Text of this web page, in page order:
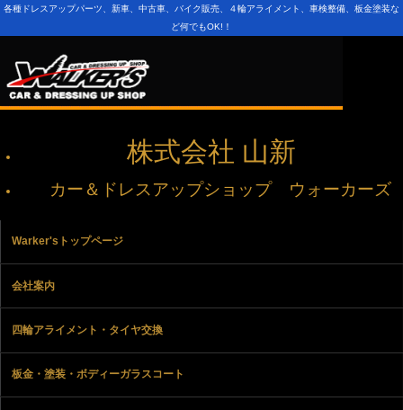
各種ドレスアップパーツ、新車、中古車、バイク販売、４輪アライメント、車検整備、板金塗装な
ど何でもOK!！
株式会社 山新
カー＆ドレスアップショップ ウォーカーズ
Warker'sトップページ
会社案内
四輪アライメント・タイヤ交換
板金・塗装・ボディーガラスコート